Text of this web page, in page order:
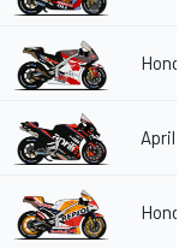
Honda
Aprilia
Honda